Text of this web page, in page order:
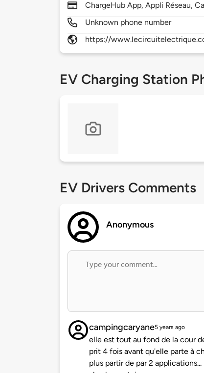
ChargeHub App, Appli Réseau,
Unknown phone number
https://
EV Charging Station
EV Drivers Comments
Anonymous
campingcaryane5 years ago
elle est tout au fond de la cour
prit 4 fois avant qu'elle parte à
plus partir de par 2